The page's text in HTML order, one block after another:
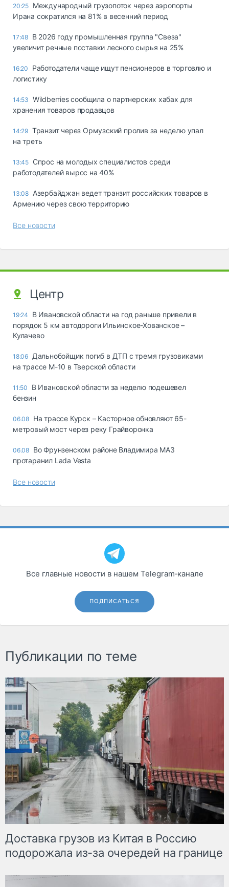
20:25 Международный грузопоток через аэропорты
Ирана сократился на 81% в весенний период
17:48 В 2026 году промышленная группа "Свеза"
увеличит речные поставки лесного сырья на 25%
16:20
Работодатели чаще ищут пенсионеров в торговлю и
логистику
14:53 Wildberries сообщила о партнерских хабах для
хранения товаров продавцов
14:29 Транзит через Ормузский пролив за неделю упал
на треть
13:45 Спрос на молодых специалистов среди
работодателей вырос на 40%
13:08 Азербайджан ведет транзит российских товаров в
Армению через свою территорию
Все новости
Центр
19:24
В Ивановской области на год раньше привели в
порядок 5 км автодороги Ильинское-Хованское –
Кулачево
18:06 Дальнобойщик погиб в ДТП с тремя грузовиками
на трассе М-10 в Тверской области
11:50
В Ивановской области за неделю подешевел
бензин
06.08 На трассе Курск – Касторное обновляют 65-
метровый мост через реку Грайворонка
06.08 Во Фрунзенском районе Владимира МАЗ
протаранил Lada Vesta
Все новости
Все главные новости в нашем Telegram‑канале
ПОДПИСАТЬСЯ
Публикации по теме
Доставка грузов из Китая в Россию
подорожала из-за очередей на границе